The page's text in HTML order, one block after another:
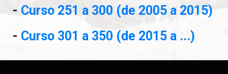
- Curso 251 a 300 (de 2005 a 2015)
- Curso 301 a 350 (de 2015 a ...)